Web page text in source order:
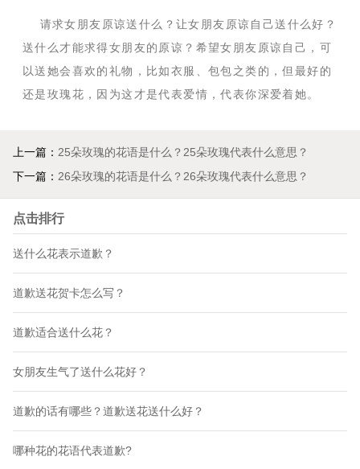
请求女朋友原谅送什么？让女朋友原谅自己送什么好？
送什么才能求得女朋友的原谅？希望女朋友原谅自己，可
以送她会喜欢的礼物，比如衣服、包包之类的，但最好的
还是玫瑰花，因为这才是代表爱情，代表你深爱着她。
上一篇： 25朵玫瑰的花语是什么？25朵玫瑰代表什么意思？
下一篇： 26朵玫瑰的花语是什么？26朵玫瑰代表什么意思？
点击排行
送什么花表示道歉？
道歉送花贺卡怎么写？
道歉适合送什么花？
女朋友生气了送什么花好？
道歉的话有哪些？道歉送花送什么好？
哪种花的花语代表道歉?